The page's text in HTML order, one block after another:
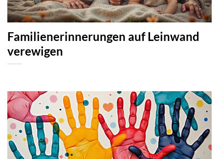
Familienerinnerungen auf Leinwand
verewigen